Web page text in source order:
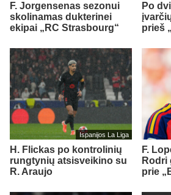
F. Jorgensenas sezonui
skolinamas dukterinei
ekipai „RC Strasbourg“
Po
prieš
Ispanijos La Liga
H. Flickas po kontrolinių
rungtynių atsisveikino su
R. Araujo
F.
Rodri
prie